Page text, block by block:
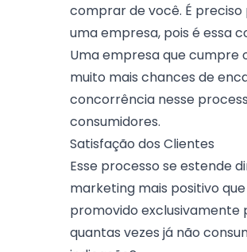
comprar de você. É
uma empresa, pois é essa
Uma empresa que cumpre
muito mais chances de
concorrência nesse
consumidores.
Satisfação dos Clientes
Esse processo se estende
marketing mais positivo
promovido
quantas vezes já não